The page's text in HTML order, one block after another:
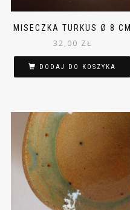
MISECZKA TURKUS Ø 8 CM
32,00 ZŁ
DODAJ DO KOSZYKA